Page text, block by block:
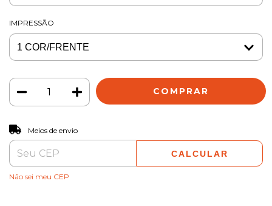
IMPRESSÃO
Entregas para o CEP:
Meios de envio
CALCULAR
Não sei meu CEP